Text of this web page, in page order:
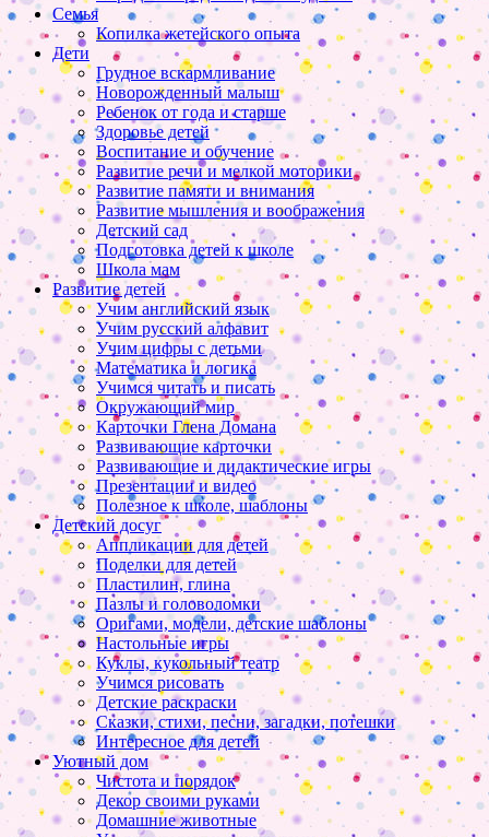
Семья
Копилка жетейского опыта
Дети
Грудное вскармливание
Новорожденный малыш
Ребенок от года и старше
Здоровье детей
Воспитание и обучение
Развитие речи и мелкой моторики
Развитие памяти и внимания
Развитие мышления и воображения
Детский сад
Подготовка детей к школе
Школа мам
Развитие детей
Учим английский язык
Учим русский алфавит
Учим цифры с детьми
Математика и логика
Учимся читать и писать
Окружающий мир
Карточки Глена Домана
Развивающие карточки
Развивающие и дидактические игры
Презентации и видео
Полезное к школе, шаблоны
Детский досуг
Аппликации для детей
Поделки для детей
Пластилин, глина
Пазлы и головоломки
Оригами, модели, детские шаблоны
Настольные игры
Куклы, кукольный театр
Учимся рисовать
Детские раскраски
Сказки, стихи, песни, загадки, потешки
Интересное для детей
Уютный дом
Чистота и порядок
Декор своими руками
Домашние животные